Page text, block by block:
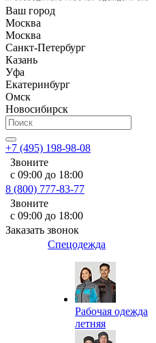
Ваш город
Москва
Москва
Санкт-Петербург
Казань
Уфа
Екатеринбург
Омск
Новосибирск
+7 (495) 198-98-08
Звоните
с 09:00 до 18:00
8 (800) 777-83-77
Звоните
с 09:00 до 18:00
Заказать звонок
Спецодежда
Рабочая одежда
летняя